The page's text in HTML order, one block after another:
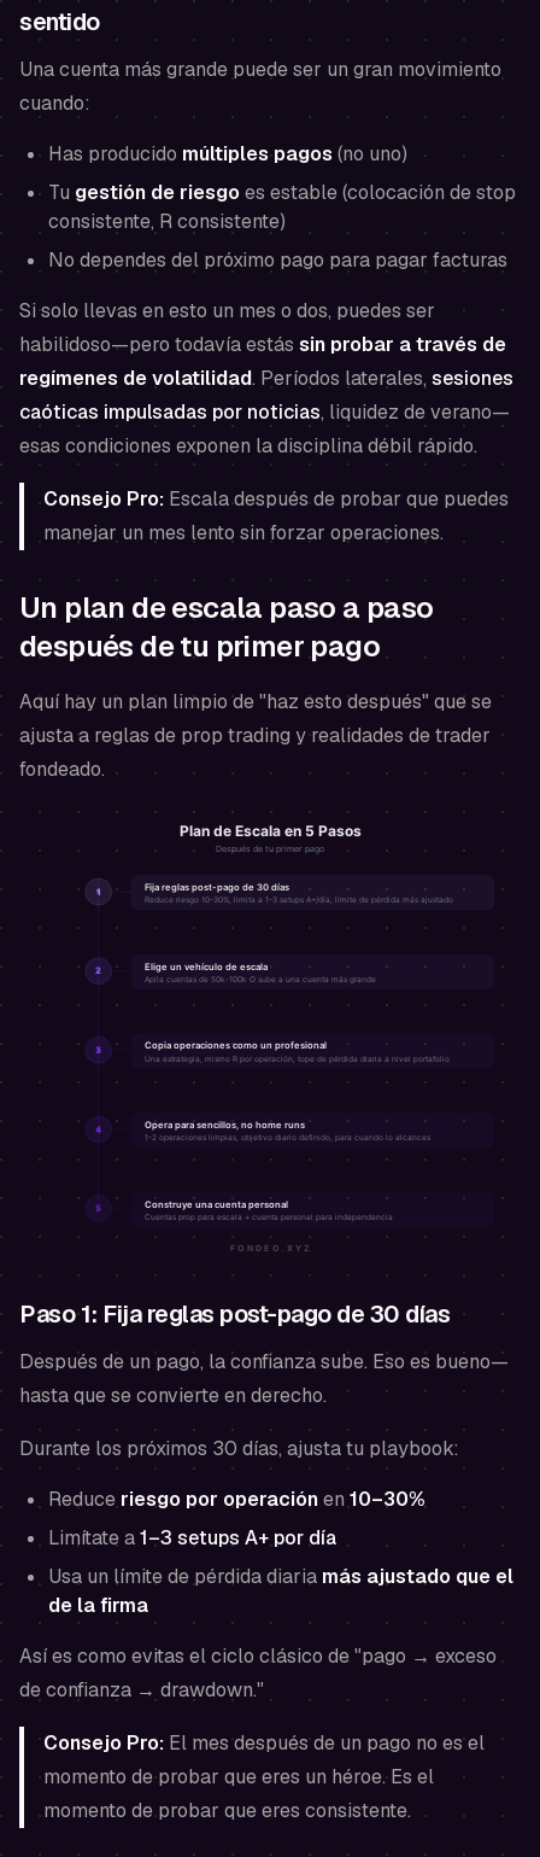
sentido
Una cuenta más grande puede ser un gran movimiento
cuando:
Has producido múltiples pagos (no uno)
Tu gestión de riesgoes estable (colocación de stop
consistente, R consistente)
No dependes del próximo pago para pagar facturas
Si solo llevas en esto un mes o dos, puedes ser
habilidoso—pero todavía estás sin probar a través de
regímenes de volatilidad. Períodos laterales, sesiones
caóticas impulsadas por noticias, liquidez de verano—
esas condiciones exponen la disciplina débil rápido.
Consejo Pro: Escala después de probar que puedes
manejar un mes lento sin forzar operaciones.
Un plan de escala paso a paso
después de tu primer pago
Aquí hay un plan limpio de "haz esto después" que se
ajusta a reglas de prop trading y realidades de trader
fondeado.
Paso 1: Fija reglas post-pago de 30 días
Después de un pago, la confianza sube. Eso es bueno—
hasta que se convierte en derecho.
Durante los próximos 30 días, ajusta tu playbook:
Reduceriesgo por operaciónen10–30%
Limítate a1–3 setups A+ por día
Usa un límite de pérdida diaria más ajustado que el
de la firma
Así es como evitas el ciclo clásico de "pago → exceso
de confianza → drawdown."
Consejo Pro: El mes después de un pago no es el
momento de probar que eres un héroe. Es el
momento de probar que eres consistente.